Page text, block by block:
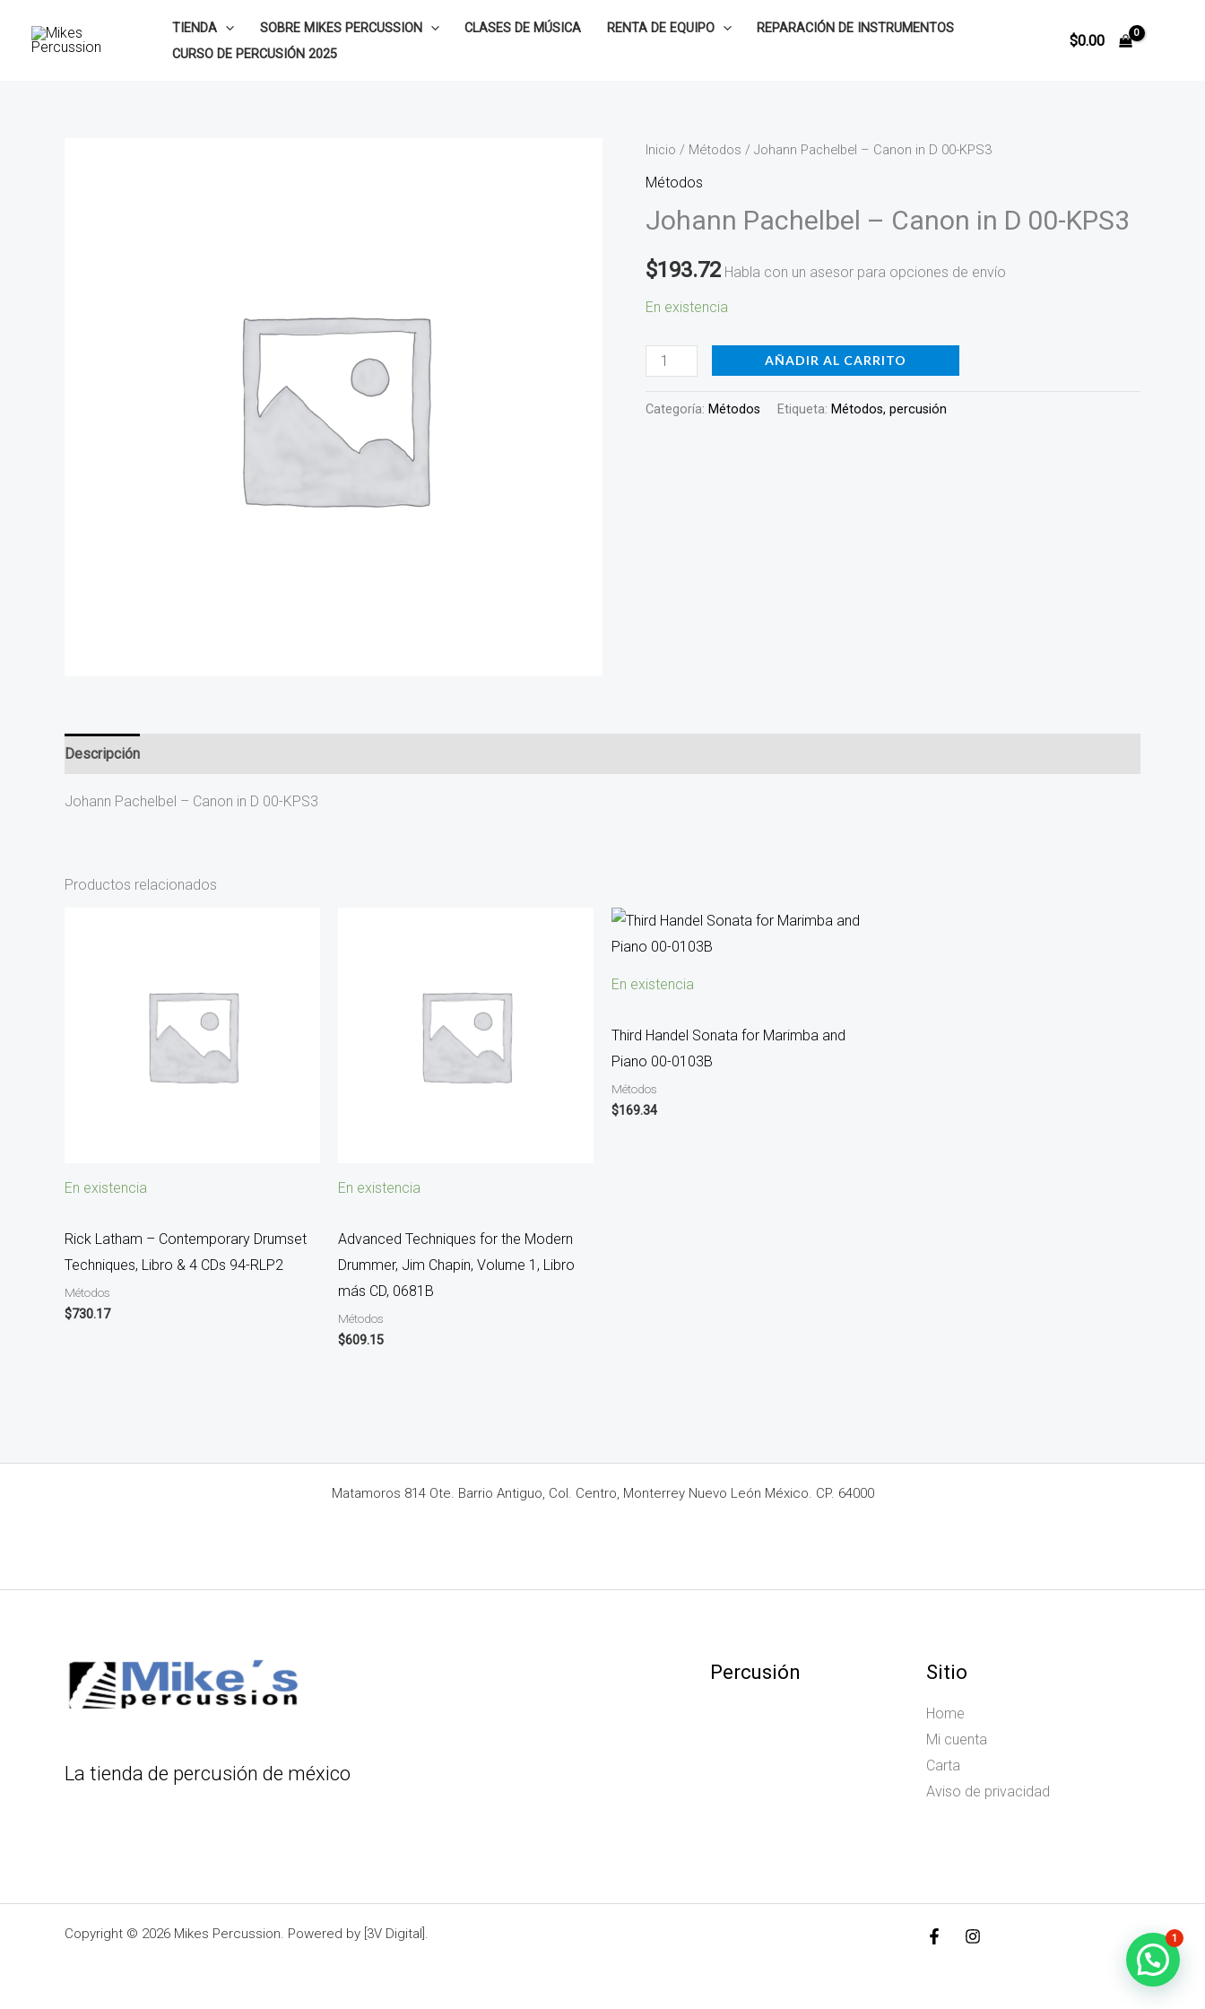
TIENDA SOBRE MIKES PERCUSSION CLASES DE MÚSICA RENTA DE EQUIPO
REPARACIÓN DE INSTRUMENTOS
CURSO DE PERCUSIÓN 2025
$0.00
Inicio / Métodos / Johann Pachelbel – Canon in D 00-KPS3
Métodos
Johann Pachelbel – Canon in D 00-KPS3
$193.72 Habla con un asesor para opciones de envío
En existencia
Johann
Pachelbel
Canon
in
D
00-
cantidad
AÑADIR AL CARRITO
Categoría: Métodos Etiqueta: Métodos, percusión
Descripción
Johann Pachelbel – Canon in D 00-KPS3
Productos relacionados
En existencia
Rick Latham – Contemporary Drumset
Techniques, Libro & 4 CDs 94-RLP2
Métodos
$730.17
En existencia
Advanced Techniques for the Modern
Drummer, Jim Chapin, Volume 1, Libro
más CD, 0681B
Métodos
$609.15
En existencia
Third Handel Sonata for Marimba and
Piano 00-0103B
Métodos
$169.34
Matamoros 814 Ote. Barrio Antiguo, Col. Centro, Monterrey Nuevo León México. CP. 64000
La tienda de percusión de méxico
Percusión Sitio
Home
Mi cuenta
Carta
Aviso de privacidad
Copyright © 2026 Mikes Percussion. Powered by [3V Digital]. 1